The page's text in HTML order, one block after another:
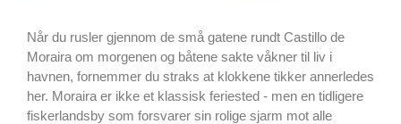
Når du rusler gjennom de små gatene rundt Castillo de
Moraira om morgenen og båtene sakte våkner til liv i
havnen, fornemmer du straks at klokkene tikker annerledes
her. Moraira er ikke et klassisk feriested - men en tidligere
fiskerlandsby som forsvarer sin rolige sjarm mot alle